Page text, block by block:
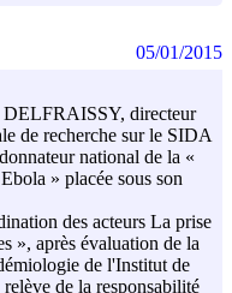
DELFRAISSY, directeur
de recherche sur le SIDA
national de la «
» placée sous son
des acteurs La prise
», après évaluation de la
de l'Institut de
de la responsabilité
05/01/2015